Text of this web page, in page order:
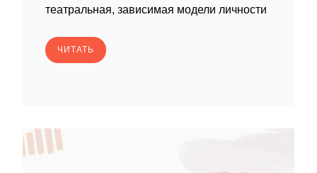
театральная, зависимая модели личности
ЧИТАТЬ